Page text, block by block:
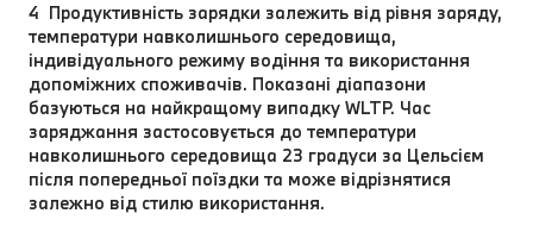
4 Продуктивність зарядки залежить від рівня заряду,
температури навколишнього середовища,
індивідуального режиму водіння та використання
допоміжних споживачів. Показані діапазони
базуються на найкращому випадку WLTP. Час
заряджання застосовується до температури
навколишнього середовища 23 градуси за Цельсієм
після попередньої поїздки та може відрізнятися
залежно від стилю використання.